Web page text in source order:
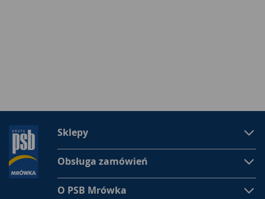
Sklepy
Obsługa zamówień
O PSB Mrówka